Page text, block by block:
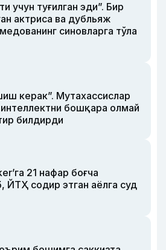
учун туғилган эди”. Бир
актриса ва дубльяж
синовларга тўла
керак”. Мутахассислар
бошқара олмай
билдирди
21 нафар боғча
ЙТҲ содир этган аёлга суд